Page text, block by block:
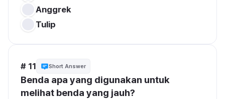
Anggrek
Tulip
# 11 Short Answer
Benda apa yang digunakan untuk
melihat benda yang jauh?